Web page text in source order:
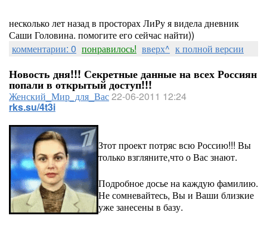
несколько лет назад в просторах ЛиРу я видела дневник
Саши Головина. помогите его сейчас найти))
комментарии: 0 понравилось! вверх^ к полной версии
Новость дня!!! Секретные данные на всех Россиян
попали в открытый доступ!!!
Женский_Мир_для_Вас22-06-2011 12:24
rks.su/4t3i
Зтот проект потряс всю Россию!!! Вы
только взгляните,что о Вас знают.
Подробное досье на каждую фамилию.
Не сомневайтесь, Вы и Ваши близкие
уже занесены в базу.